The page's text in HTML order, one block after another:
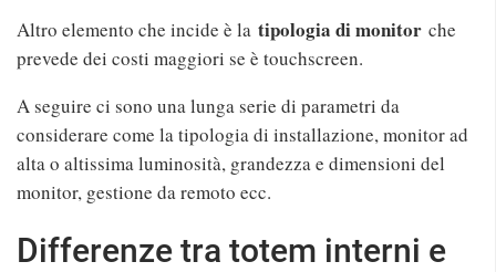
Altro elemento che incide è la tipologia di monitor che
prevede dei costi maggiori se è touchscreen.
A seguire ci sono una lunga serie di parametri da
considerare come la tipologia di installazione, monitor ad
alta o altissima luminosità, grandezza e dimensioni del
monitor, gestione da remoto ecc.
Differenze tra totem interni e